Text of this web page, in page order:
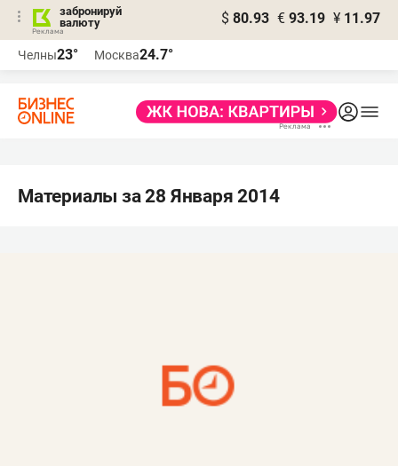
забронируй
валюту
$ 80.93 € 93.19 ¥ 11.97
Челны23° Москва24.7°
Материалы за 28 Января 2014